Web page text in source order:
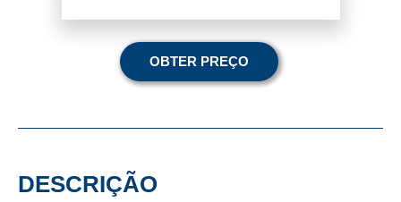
OBTER PREÇO
DESCRIÇÃO